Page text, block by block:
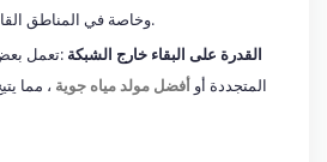
وخاصة في المناطق القاحلة أو المعرضة للجفاف.
القدرة على البقاء خارج الشبكة:تعمل
المتجددة أوأفضل مولد مياه جوية ، مما